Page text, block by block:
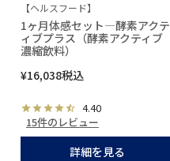
【ヘルスフード】
1ヶ月体感セット―酵素アクテ
ィブプラス（酵素アクティブ
濃縮飲料）
¥16,038税込
4.40
15件のレビュー
詳細を見る